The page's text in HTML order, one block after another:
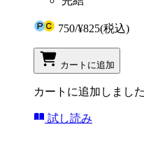
750/¥825(税込)
カートに追加
カートに追加しました
試し読み